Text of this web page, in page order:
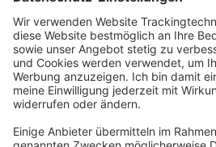
(08233) 38 11 23
service@forum-verlag.com
Mo-Do 07:30 - 17:00 Uhr
Fr 07:30 - 15:00 Uhr
Folgen Sie uns